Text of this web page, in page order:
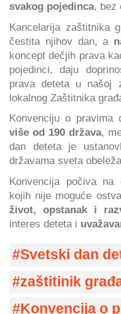
svakog pojedinca, bez
Kancelarija zaštitnika
čestita njihov dan, a
koncept dečjih prava
pojedinci, daju
prava deteta u našoj
lokalnog Zaštitnika
Konvenciju o pravima
više od 190 država,
dan deteta je
državama sveta
Konvencija počiva na
kojih nije moguće
život, opstanak i
interes deteta i
Svetski dan
zaštitinik
Konvencija o